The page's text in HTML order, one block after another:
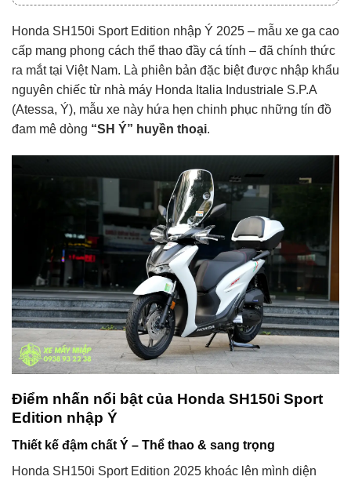
Honda SH150i Sport Edition nhập Ý 2025 – mẫu xe ga cao
cấp mang phong cách thể thao đầy cá tính – đã chính thức
ra mắt tại Việt Nam. Là phiên bản đặc biệt được nhập khẩu
nguyên chiếc từ nhà máy Honda Italia Industriale S.P.A
(Atessa, Ý), mẫu xe này hứa hẹn chinh phục những tín đồ
đam mê dòng “SH Ý” huyền thoại.
Điểm nhấn nổi bật của Honda SH150i Sport
Edition nhập Ý
Thiết kế đậm chất Ý – Thể thao & sang trọng
Honda SH150i Sport Edition 2025 khoác lên mình diện